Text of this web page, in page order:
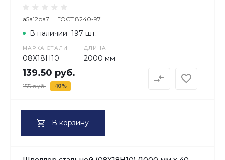
a5a12ba7 ГОСТ 8240-97
МАРКА СТАЛИ
08Х18H10
ДЛИНА
2000 мм
В наличии 197 шт.
139.50 руб.
155 руб. -10%
В корзину